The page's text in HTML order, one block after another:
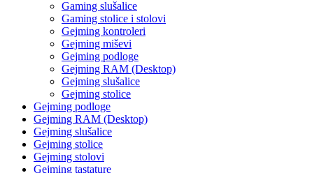
Gaming slušalice
Gaming stolice i stolovi
Gejming kontroleri
Gejming miševi
Gejming podloge
Gejming RAM (Desktop)
Gejming slušalice
Gejming stolice
Gejming podloge
Gejming RAM (Desktop)
Gejming slušalice
Gejming stolice
Gejming stolovi
Gejming tastature